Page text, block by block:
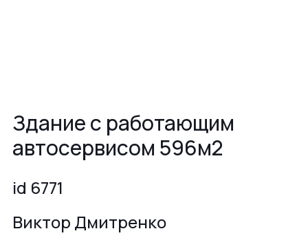
Здание с работающим
автосервисом 596м2
id 6771
Виктор Дмитренко